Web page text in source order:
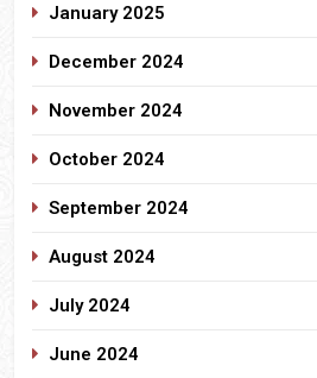
January 2025
December 2024
November 2024
October 2024
September 2024
August 2024
July 2024
June 2024